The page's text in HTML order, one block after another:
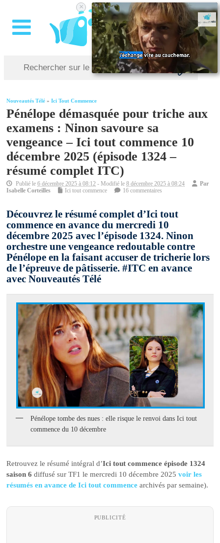
Nouveautés Télé »Ici Tout Commence
Pénélope démasquée pour triche aux
examens : Ninon savoure sa
vengeance – Ici tout commence 10
décembre 2025 (épisode 1324 –
résumé complet ITC)
Publié le6 décembre 2025 à 08:12 - Modifié le8 décembre 2025 à 08:24
Par
Isabelle Corteilles
Ici tout commence 16 commentaires
Découvrez le résumé complet d’Ici tout
commence en avance du mercredi 10
décembre 2025 avec l’épisode 1324. Ninon
orchestre une vengeance redoutable contre
Pénélope en la faisant accuser de tricherie lors
de l’épreuve de pâtisserie. #ITC en avance
avec Nouveautés Télé
Pénélope tombe des nues : elle risque le renvoi dans Ici tout
commence du 10 décembre
Retrouvez le résumé intégral d’Ici tout commence épisode 1324
saison 6 diffusé sur TF1 le mercredi 10 décembre 2025voir les
résumés en avance de Ici tout commencearchivés par semaine).
PUBLICITÉ
×